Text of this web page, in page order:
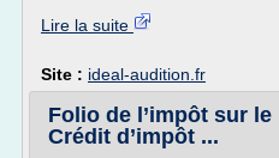
Lire la suite
Site : ideal-audition.fr
Folio de l’impôt sur le
Crédit d’impôt ...